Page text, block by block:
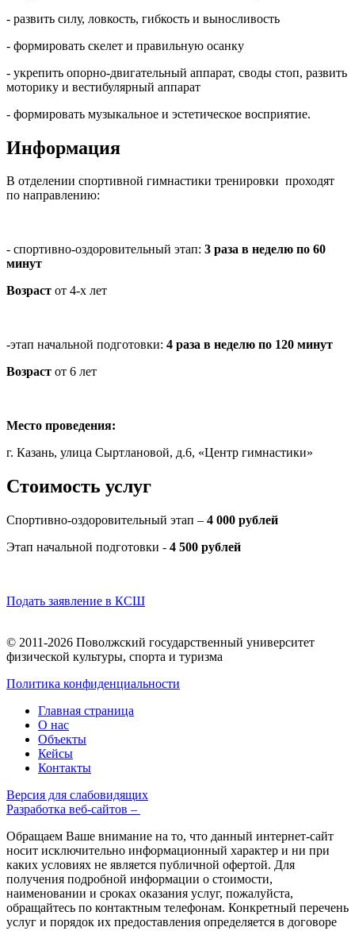
- развить силу, ловкость, гибкость и выносливость
- формировать скелет и правильную осанку
- укрепить опорно-двигательный аппарат, своды стоп, развить
моторику и вестибулярный аппарат
- формировать музыкальное и эстетическое восприятие.
Информация
В отделении спортивной гимнастики тренировки проходят
по направлению:
- спортивно-оздоровительный этап: 3 раза в неделю по 60
минут
Возраст от 4-х лет
-этап начальной подготовки: 4 раза в неделю по 120 минут
Возраст от 6 лет
Место проведения:
г. Казань, улица Сыртлановой, д.6, «Центр гимнастики»
Стоимость услуг
Спортивно-оздоровительный этап – 4 000 рублей
Этап начальной подготовки - 4 500 рублей
Подать заявление в КСШ
© 2011-2026 Поволжский государственный университет
физической культуры, спорта и туризма
Политика конфиденциальности
Главная страница
О нас
Объекты
Кейсы
Контакты
Версия для слабовидящих
Разработка веб-сайтов –
Обращаем Ваше внимание на то, что данный интернет-сайт
носит исключительно информационный характер и ни при
каких условиях не является публичной офертой. Для
получения подробной информации о стоимости,
наименовании и сроках оказания услуг, пожалуйста,
обращайтесь по контактным телефонам. Конкретный перечень
услуг и порядок их предоставления определяется в договоре